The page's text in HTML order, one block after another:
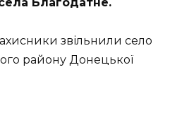
звільнили село
району Донецької